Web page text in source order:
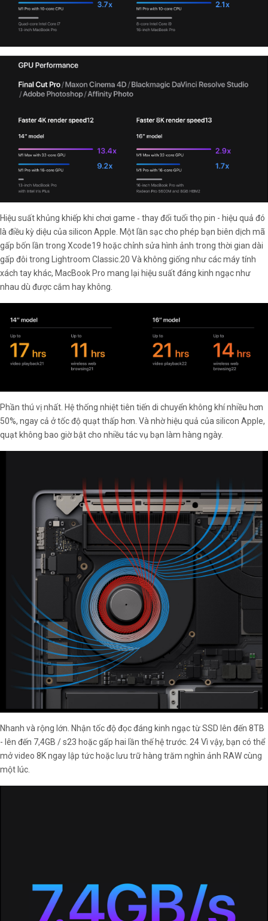
Hiệu suất khủng khiếp khi chơi game ‑ thay đổi tuổi thọ pin - hiệu quả đó
là điều kỳ diệu của silicon Apple. Một lần sạc cho phép bạn biên dịch mã
gấp bốn lần trong Xcode19 hoặc chỉnh sửa hình ảnh trong thời gian dài
gấp đôi trong Lightroom Classic.20 Và không giống như các máy tính
xách tay khác, MacBook Pro mang lại hiệu suất đáng kinh ngạc như
nhau dù được cắm hay không.
Phần thú vị nhất. Hệ thống nhiệt tiên tiến di chuyển không khí nhiều hơn
50%, ngay cả ở tốc độ quạt thấp hơn. Và nhờ hiệu quả của silicon Apple,
quạt không bao giờ bật cho nhiều tác vụ bạn làm hàng ngày.
Nhanh và rộng lớn. Nhận tốc độ đọc đáng kinh ngạc từ SSD lên đến 8TB
- lên đến 7,4GB / s23 hoặc gấp hai lần thế hệ trước. 24 Vì vậy, bạn có thể
mở video 8K ngay lập tức hoặc lưu trữ hàng trăm nghìn ảnh RAW cùng
một lúc.